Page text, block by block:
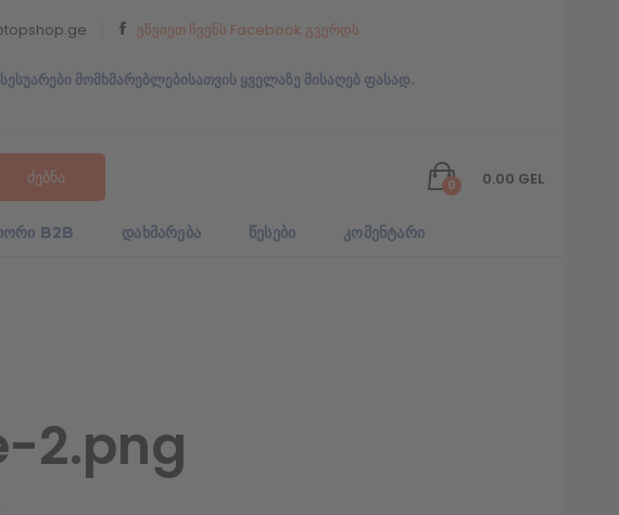
ეწვიეთ ჩვენს Facebook გვერდს
მომხმარებლებისათვის ყველაზე მისაღებ ფასად.
0 0.00 GEL
B2B ᲓᲐᲮᲛᲐᲠᲔᲑᲐ ᲬᲔᲡᲔᲑᲘ ᲙᲝᲛᲔᲜᲢᲐᲠᲘ
2.png